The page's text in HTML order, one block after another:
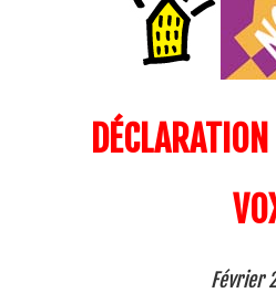
Février